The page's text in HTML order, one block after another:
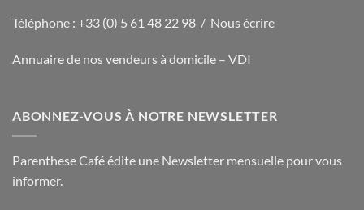
Téléphone : +33 (0) 5 61 48 22 98 / Nous écrire
Annuaire de nos vendeurs à domicile – VDI
ABONNEZ-VOUS À NOTRE NEWSLETTER
Parenthese Café édite une Newsletter mensuelle pour vous
informer.